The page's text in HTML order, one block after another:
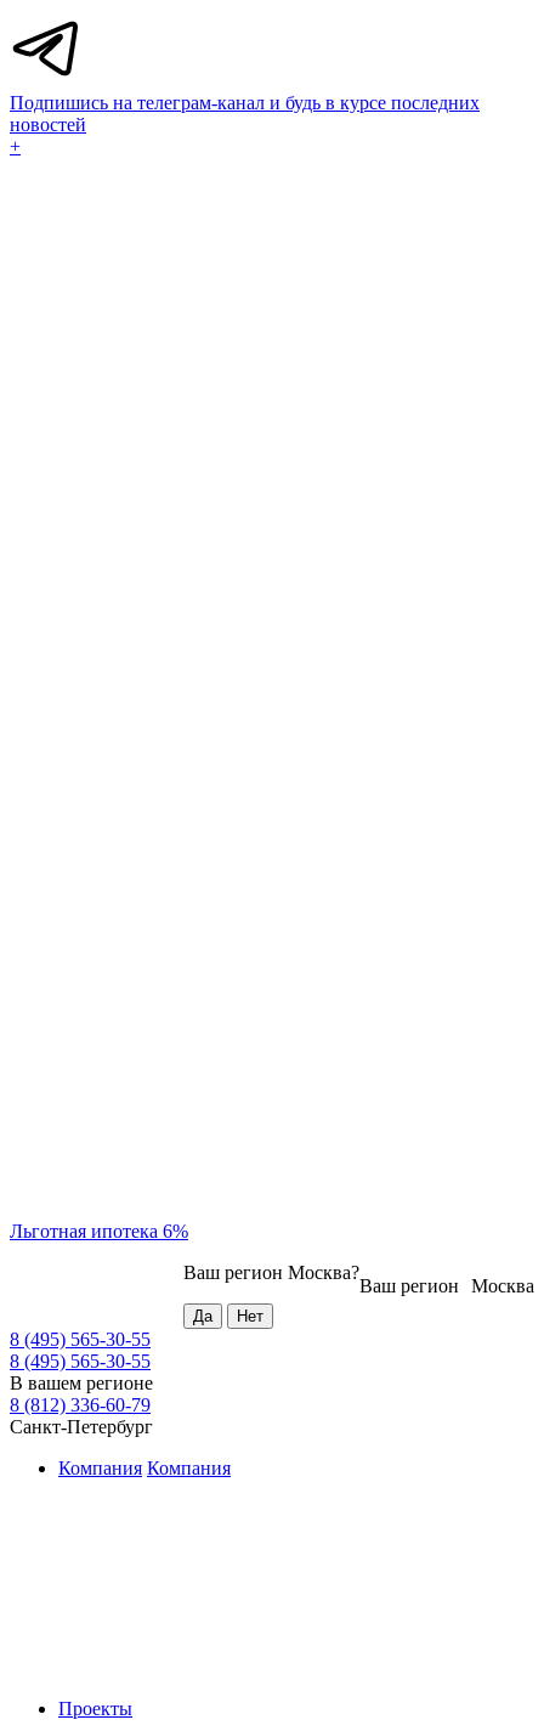
Подпишись на телеграм-канал и будь в курсе последних
новостей
+
Льготная ипотека 6%
Москва
Ваш регион
Ваш регион Москва?
8 (495) 565-30-55
8 (495) 565-30-55
В вашем регионе
8 (812) 336-60-79
Санкт-Петербург
Компания Компания
Проекты